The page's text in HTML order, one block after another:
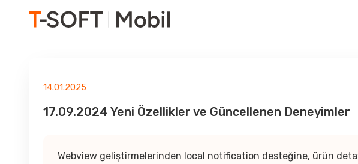
14.01.2025
17.09.2024 Yeni Özellikler ve Güncellenen Deneyimler
Webview geliştirmelerinden local notification desteğine, ürün